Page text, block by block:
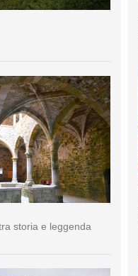
storia e leggenda